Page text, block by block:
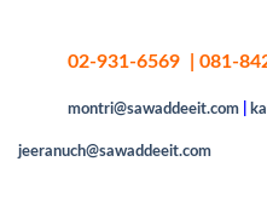
02-931-6569 | 081-
montri@sawaddeeit.com
jeeranuch@sawaddeeit.com